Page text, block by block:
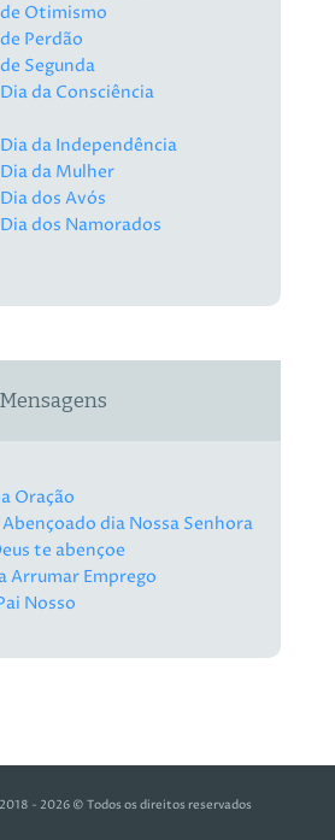
Otimismo
Perdão
Segunda
da Consciência
da Independência
da Mulher
dos Avós
dos Namorados
Oração
dia Nossa Senhora
te abençoe
Arrumar Emprego
Nosso
- 2026 © Todos os direitos reservados